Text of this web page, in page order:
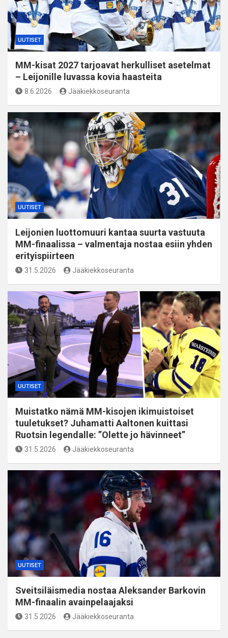
UUTISET
MM-kisat 2027 tarjoavat herkulliset asetelmat
– Leijonille luvassa kovia haasteita
8.6.2026 Jääkiekkoseuranta
UUTISET
Leijonien luottomuuri kantaa suurta vastuuta
MM-finaalissa – valmentaja nostaa esiin yhden
erityispiirteen
31.5.2026 Jääkiekkoseuranta
UUTISET
Muistatko nämä MM-kisojen ikimuistoiset
tuuletukset? Juhamatti Aaltonen kuittasi
Ruotsin legendalle: ”Olette jo hävinneet”
31.5.2026 Jääkiekkoseuranta
UUTISET
Sveitsiläismedia nostaa Aleksander Barkovin
MM-finaalin avainpelaajaksi
31.5.2026 Jääkiekkoseuranta